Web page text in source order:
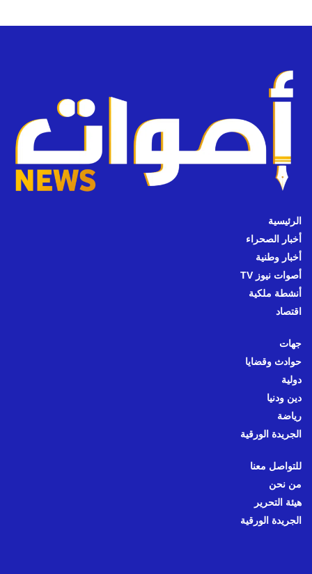
الرئيسية
أخبار الصحراء
أخبار وطنية
أصوات نيوز TV
أنشطة ملكية
اقتصاد
جهات
حوادث وقضايا
دولية
دين ودنيا
رياضة
الجريدة الورقية
للتواصل معنا
من نحن
هيئة التحرير
الجريدة الورقية